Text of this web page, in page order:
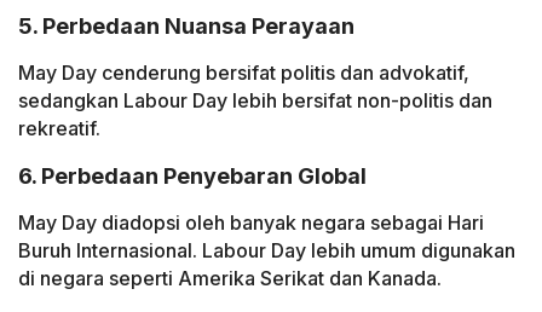
5. Perbedaan Nuansa Perayaan
May Day cenderung bersifat politis dan advokatif,
sedangkan Labour Day lebih bersifat non-politis dan
rekreatif.
6. Perbedaan Penyebaran Global
May Day diadopsi oleh banyak negara sebagai Hari
Buruh Internasional. Labour Day lebih umum digunakan
di negara seperti Amerika Serikat dan Kanada.